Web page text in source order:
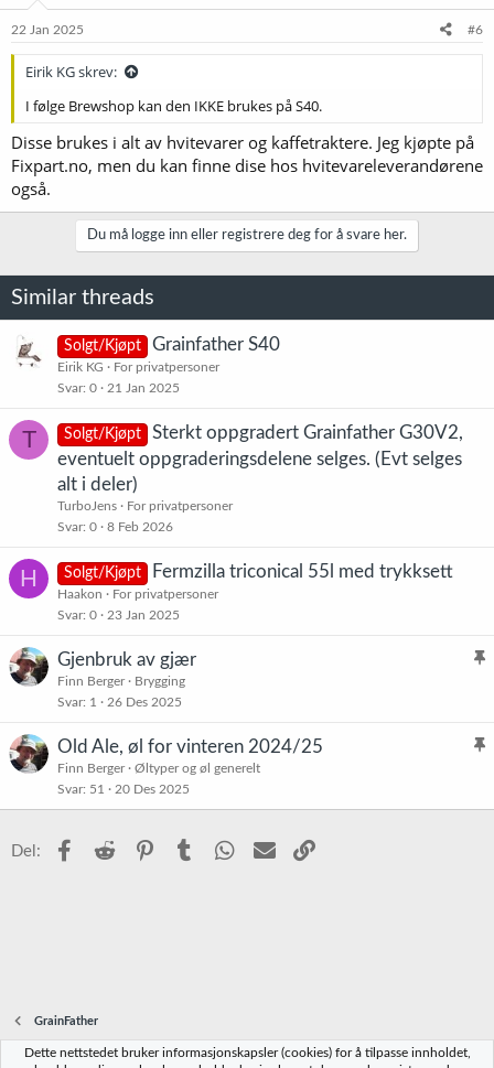
22 Jan 2025 #6
Eirik KG skrev:
I følge Brewshop kan den IKKE brukes på S40.
Disse brukes i alt av hvitevarer og kaffetraktere. Jeg kjøpte på
Fixpart.no, men du kan finne dise hos hvitevareleverandørene
også.
Du må logge inn eller registrere deg for å svare her.
Similar threads
Solgt/Kjøpt Grainfather S40
Eirik KG
For privatpersoner
Svar 0 21 Jan 2025
T Solgt/Kjøpt
Sterkt oppgradert Grainfather G30V2,
eventuelt oppgraderingsdelene selges. (Evt selges
alt i deler)
TurboJens
For privatpersoner
Svar 0 8 Feb 2026
H Solgt/Kjøpt Fermzilla triconical 55l med trykksett
Haakon
For privatpersoner
Svar 0 23 Jan 2025
K
t
Gjenbruk av gjær
Finn Berger
Brygging
Svar 1 26 Des 2025
K
s
Old Ale, øl for vinteren 2024/25
Finn Berger
Øltyper og øl generelt
Svar 51 20 Des 2025
Del: Facebook
Reddit PinterestTumblr WhatsApp
E-post
GrainFather
Dette nettstedet bruker informasjonskapsler (cookies) for å tilpasse innholdet,